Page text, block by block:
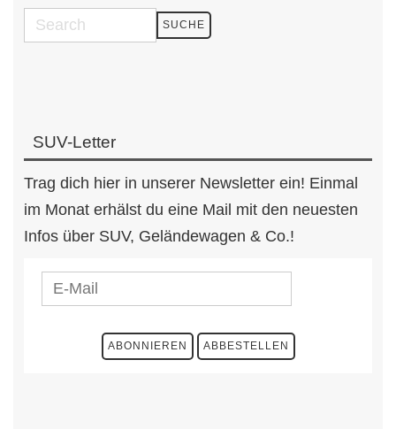
SUV-Letter
Trag dich hier in unserer Newsletter ein! Einmal
im Monat erhälst du eine Mail mit den neuesten
Infos über SUV, Geländewagen & Co.!